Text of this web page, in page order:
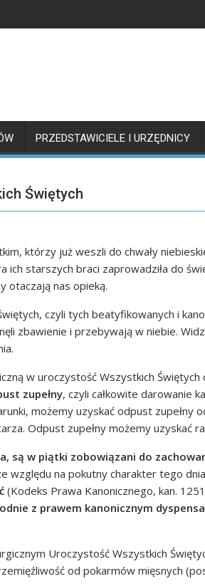
PRZEDSTAWICIELE I URZĘDNICY
Świętych
którzy już weszli do chwały
starszych braci zaprowadziła do
otaczają nas opieką.
czyli tych beatyfikowanych i
zbawienie i przebywają w niebie.
w uroczystość Wszystkich
zupełny, czyli całkowite darowanie
możemy uzyskać odpust zupełny
Odpust zupełny możemy uzyskać
są w piątki zobowiązani do
względu na pokutny charakter tego dnia
(Kodeks Prawa Kanonicznego, kan.
z prawem kanonicznym dyspensa
Uroczystość Wszystkich
od pokarmów mięsnych